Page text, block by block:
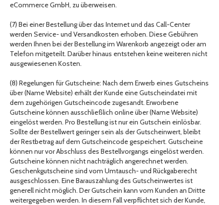
eCommerce GmbH, zu überweisen.
(7) Bei einer Bestellung über das Internet und das Call-Center
werden Service- und Versandkosten erhoben. Diese Gebühren
werden Ihnen bei der Bestellung im Warenkorb angezeigt oder am
Telefon mitgeteilt. Darüber hinaus entstehen keine weiteren nicht
ausgewiesenen Kosten.
(8) Regelungen für Gutscheine: Nach dem Erwerb eines Gutscheins
über (Name Website) erhält der Kunde eine Gutscheindatei mit
dem zugehörigen Gutscheincode zugesandt. Erworbene
Gutscheine können ausschließlich online über (Name Website)
eingelöst werden. Pro Bestellung ist nur ein Gutschein einlösbar.
Sollte der Bestellwert geringer sein als der Gutscheinwert, bleibt
der Restbetrag auf dem Gutscheincode gespeichert. Gutscheine
können nur vor Abschluss des Bestellvorgangs eingelöst werden.
Gutscheine können nicht nachträglich angerechnet werden.
Geschenkgutscheine sind vom Umtausch- und Rückgaberecht
ausgeschlossen. Eine Barauszahlung des Gutscheinwertes ist
generell nicht möglich. Der Gutschein kann vom Kunden an Dritte
weitergegeben werden. In diesem Fall verpflichtet sich der Kunde,